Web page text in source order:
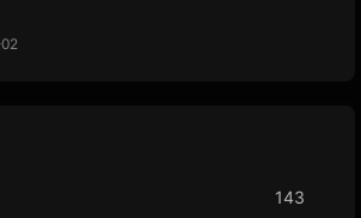
143